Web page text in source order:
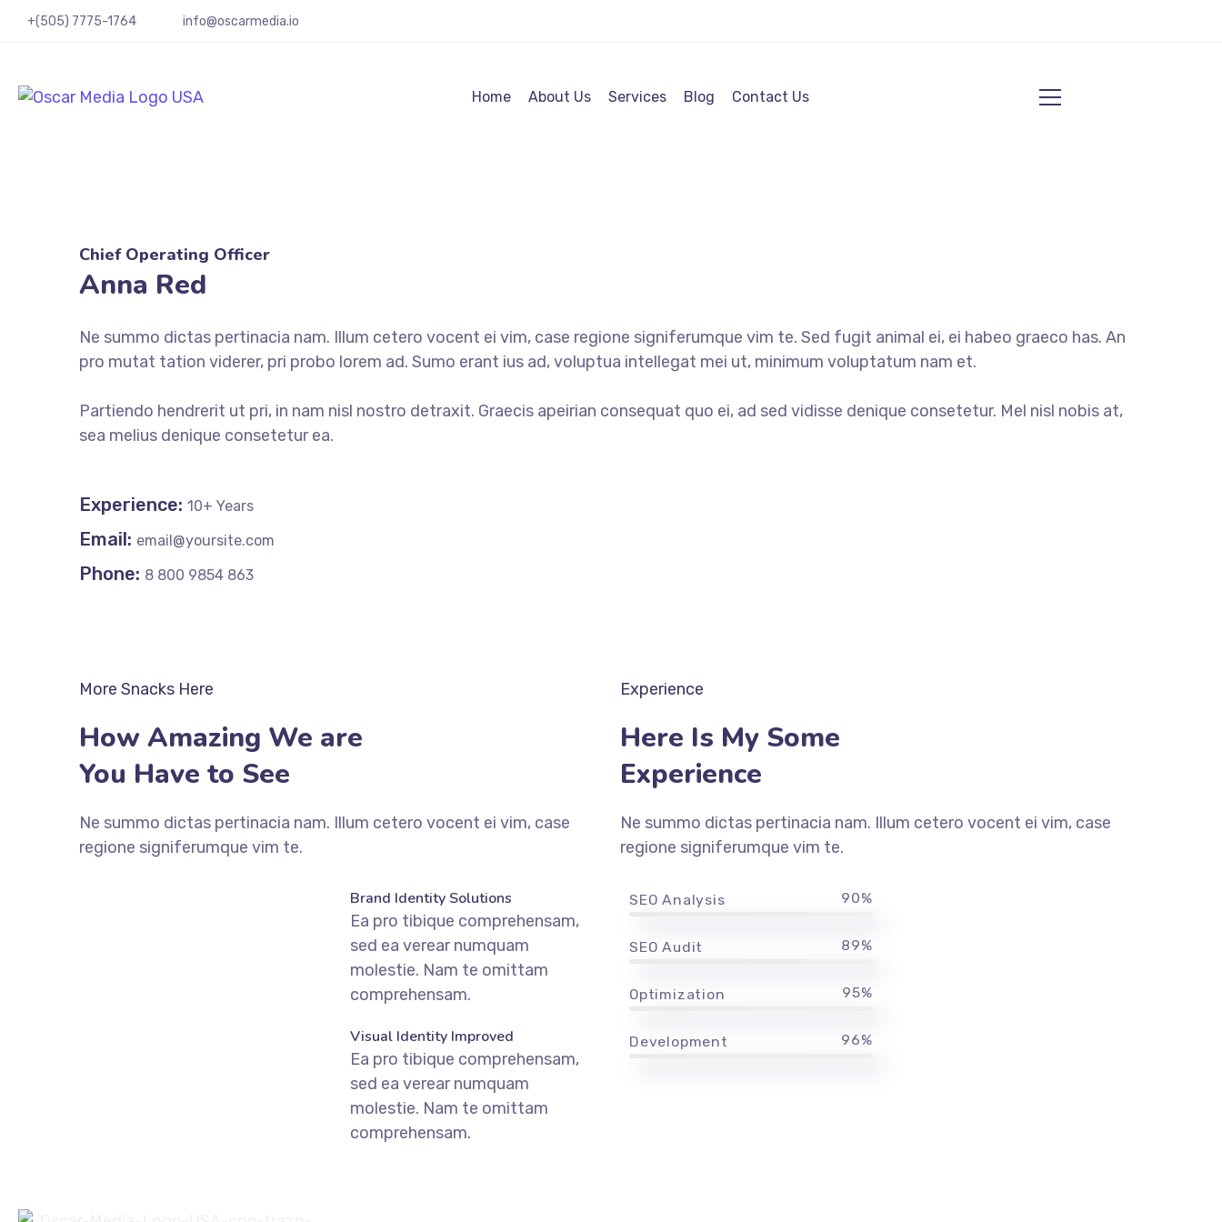
+(505) 7775-1764 info@oscarmedia.io
Home About Us Services Blog Contact Us
Chief Operating Officer
Anna Red
Ne summo dictas pertinacia nam. Illum cetero vocent ei vim, case regione signiferumque vim te. Sed fugit animal ei, ei habeo graeco has. An
pro mutat tation viderer, pri probo lorem ad. Sumo erant ius ad, voluptua intellegat mei ut, minimum voluptatum nam et.
Partiendo hendrerit ut pri, in nam nisl nostro detraxit. Graecis apeirian consequat quo ei, ad sed vidisse denique consetetur. Mel nisl nobis at,
sea melius denique consetetur ea.
Experience: 10+ Years
Email: email@yoursite.com
Phone: 8 800 9854 863
More Snacks Here
How Amazing We are
You Have to See
Ne summo dictas pertinacia nam. Illum cetero vocent ei vim, case
regione signiferumque vim te.
Brand Identity Solutions
Ea pro tibique comprehensam,
sed ea verear numquam
molestie. Nam te omittam
comprehensam.
Visual Identity Improved
Ea pro tibique comprehensam,
sed ea verear numquam
molestie. Nam te omittam
comprehensam.
Experience
Here Is My Some
Experience
Ne summo dictas pertinacia nam. Illum cetero vocent ei vim, case
regione signiferumque vim te.
SEO Analysis 90%
SEO Audit 89%
Optimization 95%
Development 96%